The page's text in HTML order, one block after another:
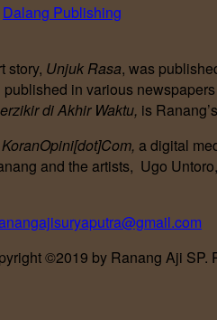
Dalang Publishing
story, Unjuk Rasa, was
in various
di Akhir Waktu, is
KoranOpini[dot]Com, a digital
and the artists, Ugo
©2019 by Ranang Aji